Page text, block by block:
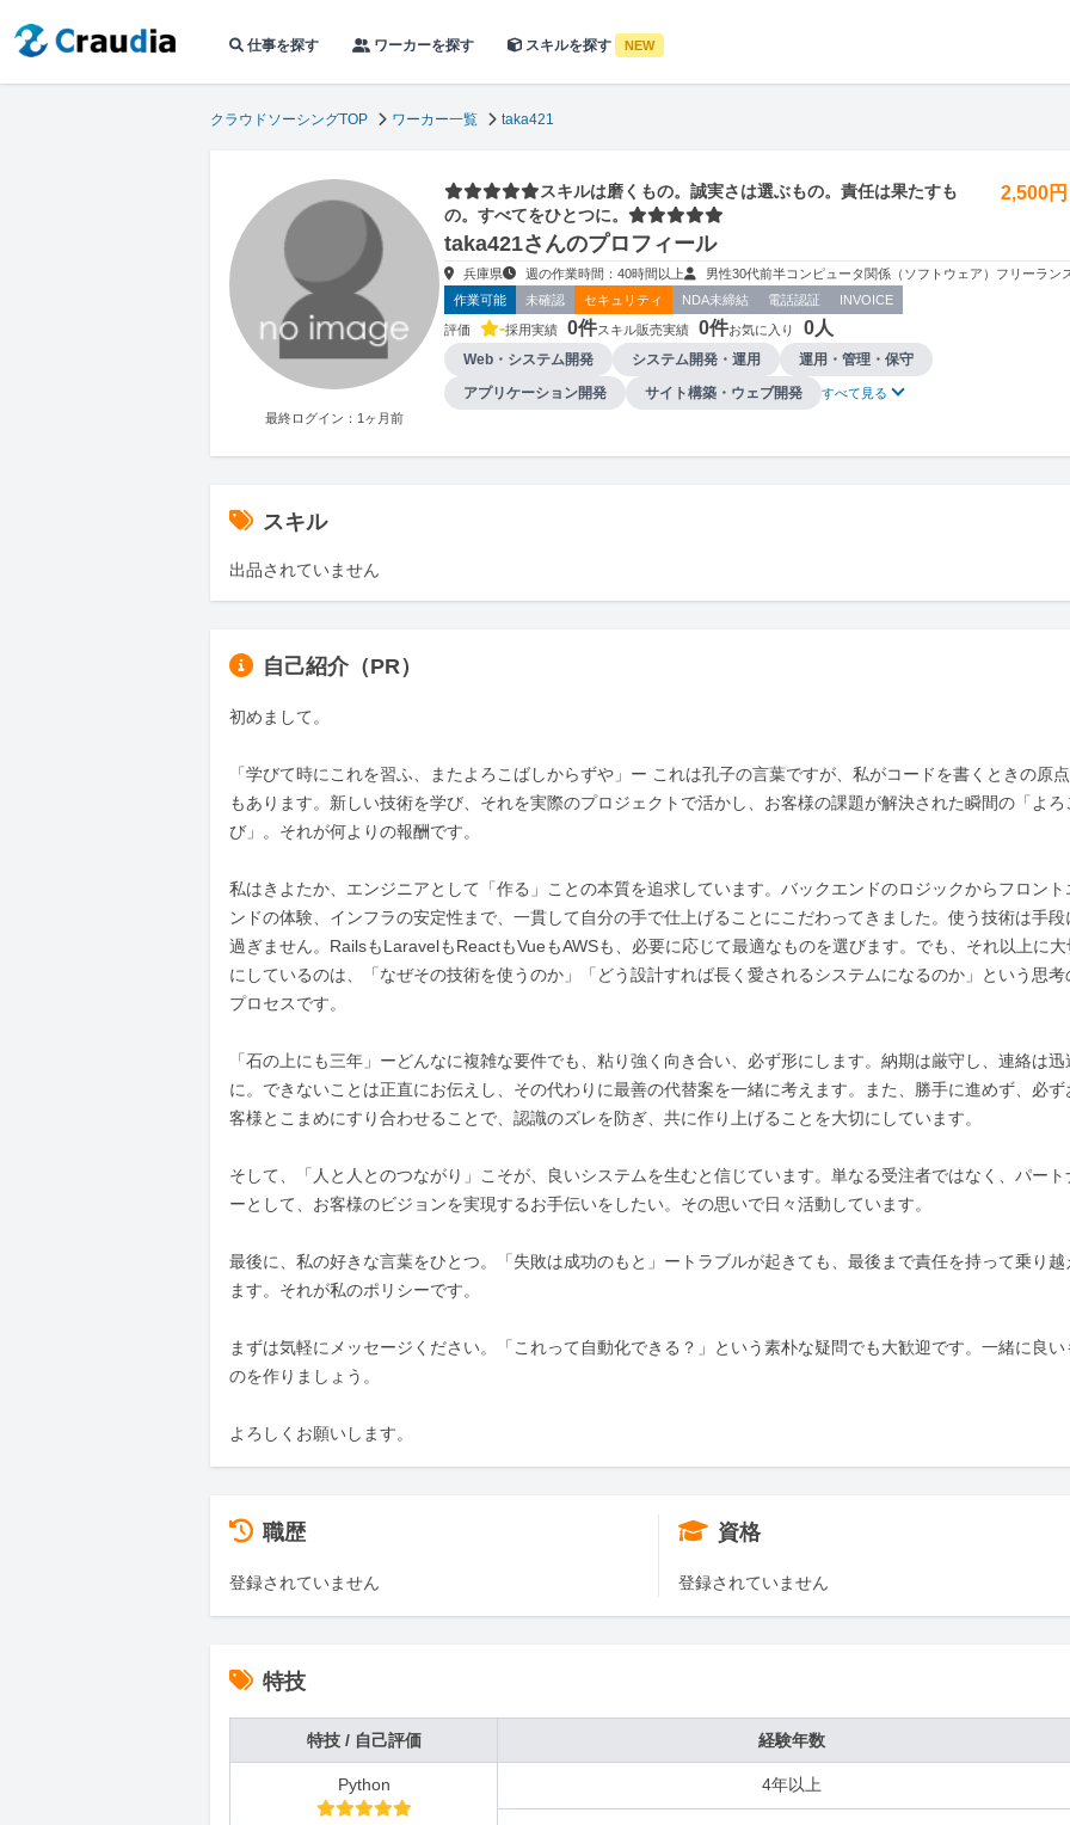
仕事を探す ワーカーを探す スキルを探す NEW
クラウドソーシングTOP ワーカー一覧 taka421
最終ログイン：1ヶ月前
⭐⭐⭐⭐⭐スキルは磨くもの。誠実さは選ぶもの。責任は果たすも
の。すべてをひとつに。⭐⭐⭐⭐⭐
2,500円
taka421さんのプロフィール
兵庫県 週の作業時間：40時間以上 男性30代前半コンピュータ関係（ソフトウェア）
フリーラン
作業可能
未確認 セキュリティ NDA未締結 電話認証 INVOICE
評価 -採用実績 0件スキル販売実績 0件お気に入り 0人
Web・システム開発 システム開発・運用
運用・管理・保守
アプリケーション開発
サイト構築・ウェブ開発 すべて見る
スキル
出品されていません
自己紹介（PR）
初めまして。
「学びて時にこれを習ふ、またよろこばしからずや」ー これは孔子の言葉ですが、私がコードを書くときの原
もあります。新しい技術を学び、それを実際のプロジェクトで活かし、お客様の課題が解決された瞬間の「よろ
び」。それが何よりの報酬です。
私はきよたか、エンジニアとして「作る」ことの本質を追求しています。バックエンドのロジックからフロント
ンドの体験、インフラの安定性まで、一貫して自分の手で仕上げることにこだわってきました。使う技術は手段
過ぎません。RailsもLaravelもReactもVueもAWSも、必要に応じて最適なものを選びます。でも、それ以上に大
にしているのは、「なぜその技術を使うのか」「どう設計すれば長く愛されるシステムになるのか」という思考
プロセスです。
「石の上にも三年」ーどんなに複雑な要件でも、粘り強く向き合い、必ず形にします。納期は厳守し、連絡は迅
に。できないことは正直にお伝えし、その代わりに最善の代替案を一緒に考えます。また、勝手に進めず、必ず
客様とこまめにすり合わせることで、認識のズレを防ぎ、共に作り上げることを大切にしています。
そして、「人と人とのつながり」こそが、良いシステムを生むと信じています。単なる受注者ではなく、パート
ーとして、お客様のビジョンを実現するお手伝いをしたい。その思いで日々活動しています。
最後に、私の好きな言葉をひとつ。「失敗は成功のもと」ートラブルが起きても、最後まで責任を持って乗り越
ます。それが私のポリシーです。
まずは気軽にメッセージください。「これって自動化できる？」という素朴な疑問でも大歓迎です。一緒に良い
のを作りましょう。
よろしくお願いします。
職歴
登録されていません
資格
登録されていません
特技
特技 / 自己評価 経験年数
Python 4年以上